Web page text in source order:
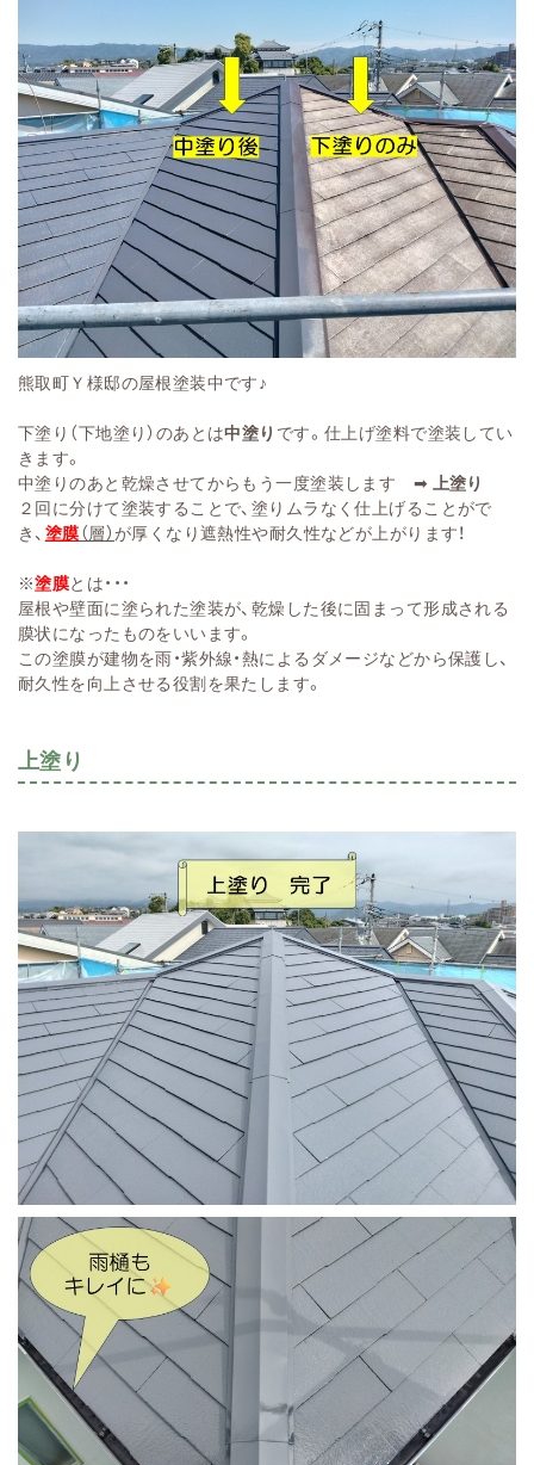
熊取町Ｙ様邸の屋根塗装中です♪
下塗り（下地塗り）のあとは中塗り です。仕上げ塗料で塗装してい
きます。
中塗りのあと乾燥させてからもう一度塗装します ➡ 上塗り
２回に分けて塗装することで、塗りムラなく仕上げることがで
き、 塗膜（層） が厚くなり遮熱性や耐久性などが上がります！
※塗膜とは・・・
屋根や壁面に塗られた塗装が、乾燥した後に固まって形成される
膜状になったものをいいます。
この塗膜が建物を雨・紫外線・熱によるダメージなどから保護し、
耐久性を向上させる役割を果たします。
上塗り